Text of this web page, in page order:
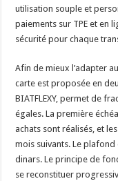
utilisation souple et
paiements sur TPE et en
sécurité pour chaque
Afin de mieux l’adapter
carte est proposée en
BIATFLEXY, permet de
égales. La première
achats sont réalisés, et
mois suivants. Le plafond
dinars. Le principe de
se reconstituer